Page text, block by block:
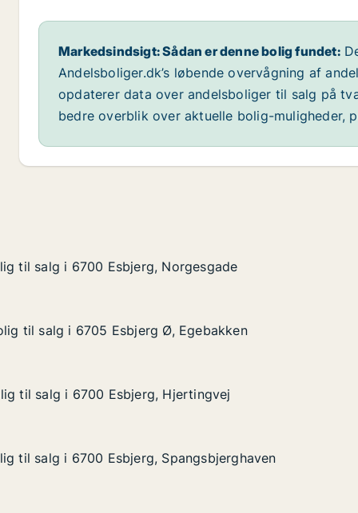
Markedsindsigt: Sådan er denne bolig fundet:
Andelsboliger.dk’s løbende overvågning af
opdaterer data over andelsboliger til salg på
bedre overblik over aktuelle bolig-muligheder,
Esbjerg, Norgesgade
til salg i 6700 Esbjerg, Norgesgade
til salg i 6700 Esbjerg, Norgesgade
6705 Esbjerg Ø, Egebakken
til salg i 6705 Esbjerg Ø, Egebakken
til salg i 6705 Esbjerg Ø, Egebakken
6700 Esbjerg, Hjertingvej
til salg i 6700 Esbjerg, Hjertingvej
til salg i 6700 Esbjerg, Hjertingvej
Esbjerg, Spangsbjerghaven
til salg i 6700 Esbjerg, Spangsbjerghaven
til salg i 6700 Esbjerg, Spangsbjerghaven